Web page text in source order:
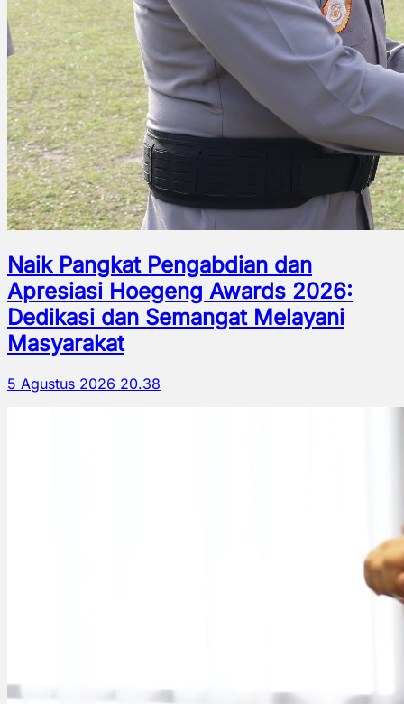
Naik Pangkat Pengabdian dan
Apresiasi Hoegeng Awards 2026:
Dedikasi dan Semangat Melayani
Masyarakat
5 Agustus 2026 20.38